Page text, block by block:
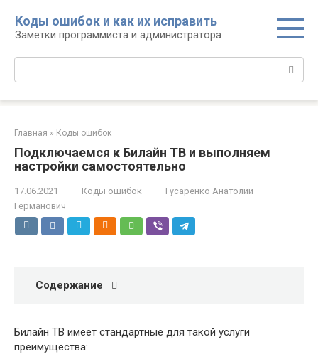
контенту
Коды ошибок и как их исправить
Заметки программиста и администратора
Главная » Коды ошибок
Подключаемся к Билайн ТВ и выполняем
настройки самостоятельно
17.06.2021 Коды ошибок
Гусаренко Анатолий
Германович
Содержание
Билайн ТВ имеет стандартные для такой услуги
преимущества: